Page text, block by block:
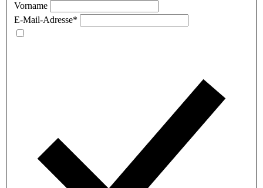
Vorname
E-Mail-Adresse*